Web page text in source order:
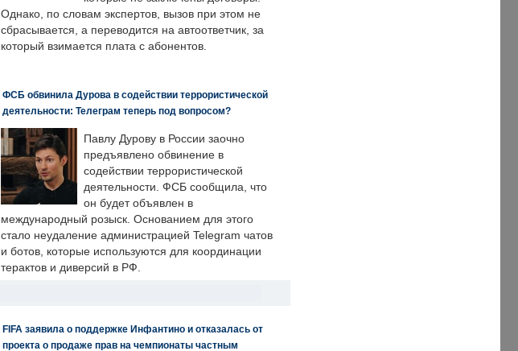
Однако, по словам экспертов, вызов при этом не
сбрасывается, а переводится на автоответчик, за
который взимается плата с абонентов.
ФСБ обвинила Дурова в содействии террористической
деятельности: Телеграм теперь под вопросом?
Павлу Дурову в России заочно
предъявлено обвинение в
содействии террористической
деятельности. ФСБ сообщила, что
он будет объявлен в
международный розыск. Основанием для этого
стало неудаление администрацией Telegram чатов
и ботов, которые используются для координации
терактов и диверсий в РФ.
FIFA заявила о поддержке Инфантино и отказалась от
проекта о продаже прав на чемпионаты частным